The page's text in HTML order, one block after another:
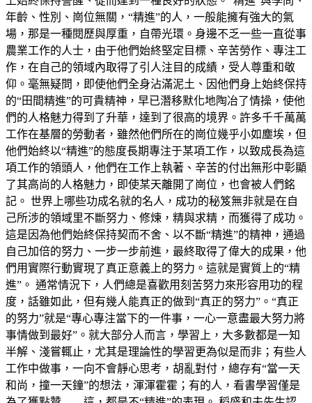
年齡、性別、崗位無關，“精進”的人，一般能擁有強大的氣
場，那是一種閱歷與厚重，自帶光環。身邊不乏一些一直從事
農業工作的人士，由于他們始終堅定目標、辛苦勞作、專注工
作，在自己的領域內取得了引人注目的成績，受人尊重和敬
仰。毫無疑問，即使他們全身沾滿泥土、因他們身上始終保持
的“田間精進”的可貴精神，早已潛移默化地陶冶了情操，使他
們的人格魅力得到了升華，達到了很高的境界。許多千千萬萬
工作在基層的勞動者，雖然他們所在的崗位幾乎小如塵埃，但
他們始終以“精進”的態度長期專注于某項工作，以致成長為這
項工作的領頭人，他們在工作上執著、辛苦的付出無形中彰顯
了其高尚的人格魅力，即使某天離開了崗位，也會被人們銘
記。 世界上哪些功成名就的名人，成功的秘笈無非就是在自
己所涉的領域里不斷努力、修煉，精與求精，而獲得了成功。
這是因為他們始終保持契而不舍、以不斷“精進”的精神，通過
自己加倍的努力、一步一步前進，最終取得了偉大的成果，他
們用實際行動實現了真正意義上的努力。這就是實質上的“精
進”。 通常情況下，人們總是喜歡用刻苦努力來形容用功的程
度，話雖如此，但有幾人能真正的做到“真正的努力”。“真正
的努力”就是“專心專注當下的一件事，一心一意盡最大努力將
事情做到最好”。就大部分人而言，學習上，大多數都是一知
半解、淺嘗輒止，尤其是理論性的學習更為似是而非；有些人
工作中做事，一向不會靜心思考，胡亂對付，總存有“當一天
和尚，撞一天鐘”的想法，渾渾霍霍；有的人，看書學習僅是